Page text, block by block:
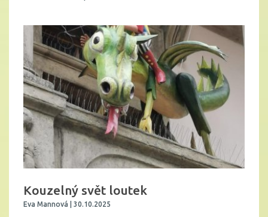
Kouzelný svět loutek
Eva Mannová | 30.10.2025